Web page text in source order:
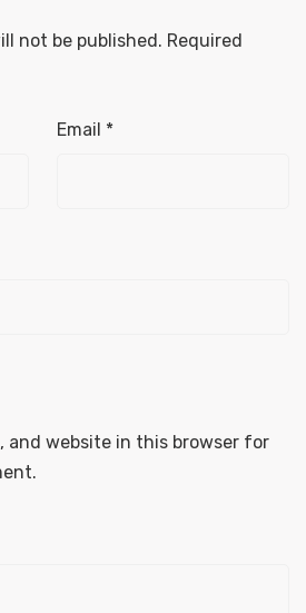
not be published. Required
Email *
and website in this browser for